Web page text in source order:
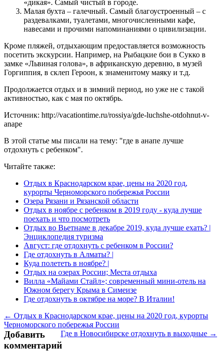
«дикая». Самый чистый в городе.
Малая бухта – галечный. Самый благоустроенный – с
раздевалками, туалетами, многочисленными кафе,
навесами и прочими напоминаниями о цивилизации.
Кроме пляжей, отдыхающим предоставляется возможность
посетить экскурсии. Например, на Рыбацкие бои в Сукко в
замке «Львиная голова», в африканскую деревню, в музей
Горгиппия, в склеп Героон, к знаменитому маяку и т.д.
Продолжается отдых и в зимний период, но уже не с такой
активностью, как с мая по октябрь.
Источник: http://vacationtime.ru/rossiya/gde-luchshe-otdohnut-v-
anape
В этой статье мы писали на тему: "где в анапе лучше
отдохнуть с ребенком".
Читайте также:
Отдых в Краснодарском крае, цены на 2020 год,
курорты Черноморского побережья России
Озера Рязани и Рязанской области
Отдых в ноябре с ребенком в 2019 году - куда лучше
поехать и что посмотреть
Отдых во Вьетнаме в декабре 2019, куда лучше ехать? |
Энциклопедия туризма
Август: где отдохнуть с ребенком в России?
Где отдохнуть в Алматы? |
Куда полететь в ноябре? |
Отдых на озерах России; Места отдыха
Вилла «Майами Стайл»; современный мини-отель на
Южном берегу Крыма в Симеизе
Где отдохнуть в октябре на море? В Италии!
← Отдых в Краснодарском крае, цены на 2020 год, курорты
Черноморского побережья России
Где в Новосибирске отдохнуть в выходные →
Добавить
комментарий